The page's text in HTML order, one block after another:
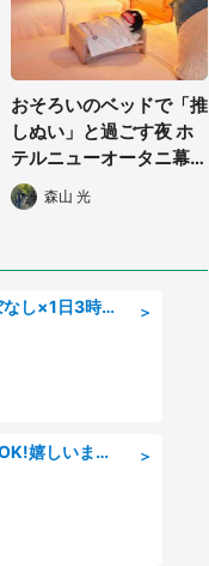
おそろいのベッドで「推
しぬい」と過ごす夜 ホ
テルニューオータニ幕張
で「ぬい活宿泊プラン」
開始【8/8~3/31】
森山 光
＞
ホールスタッフ/残業ほぼなし×1日3時間〜勤務OK!フォロー体制も充実/広島県/広島市南区
＞
ホールスタッフ/週2日～OK!嬉しいまかない付き/岡山県/浅口郡里庄町